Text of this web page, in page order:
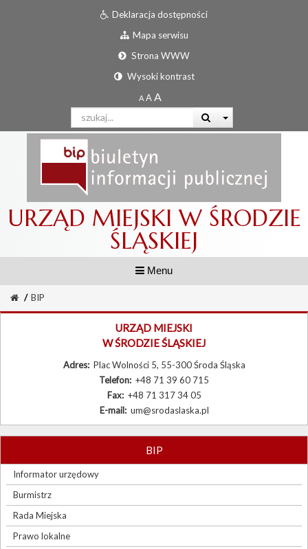
Deklaracja dostępności
Mapa serwisu
Strona WWW
Wysoki kontrast
URZĄD MIEJSKI W ŚRODZIE
ŚLĄSKIEJ
Menu
Informator urzędowy
Procedury urzędowe
Wybory
Sygnaliści
/ BIP
URZĄD MIEJSKI
W ŚRODZIE ŚLĄSKIEJ
Adres: Plac Wolności 5, 55-300 Środa Śląska
Telefon: +48 71 39 60 715
Fax: +48 71 317 34 05
E-mail: um@srodaslaska.pl
BIP
Informator urzędowy
Burmistrz
Rada Miejska
Prawo lokalne